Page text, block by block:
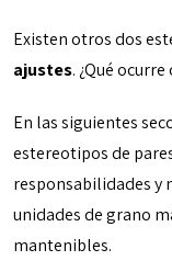
Existen otros dos
ajustes. ¿Qué
En las siguientes
estereotipos de
responsabilidades y
unidades de grano
mantenibles.